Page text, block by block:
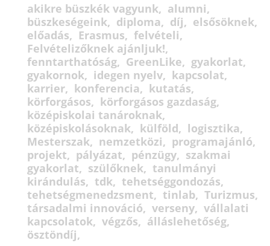
akikre büszkék vagyunk
alumni
büszkeségeink
diploma díj
elsősöknek
előadás
Erasmus
felvételi
Felvételizőknek ajánljuk!
fenntarthatóság
GreenLike
gyakorlat
gyakornok
idegen nyelv
kapcsolat
karrier
konferencia
kutatás
körforgásos
körforgásos gazdaság
középiskolai tanároknak
középiskolásoknak
külföld
logisztika
Mesterszak
nemzetközi
programajánló
projekt
pályázat pénzügy
szakmai
gyakorlat
szülőknek
tanulmányi
kirándulás
tdk
tehetséggondozás
tehetségmenedzsment
tinlab
Turizmus
társadalmi innováció
verseny
vállalati
kapcsolatok
végzős
álláslehetőség
ösztöndíj